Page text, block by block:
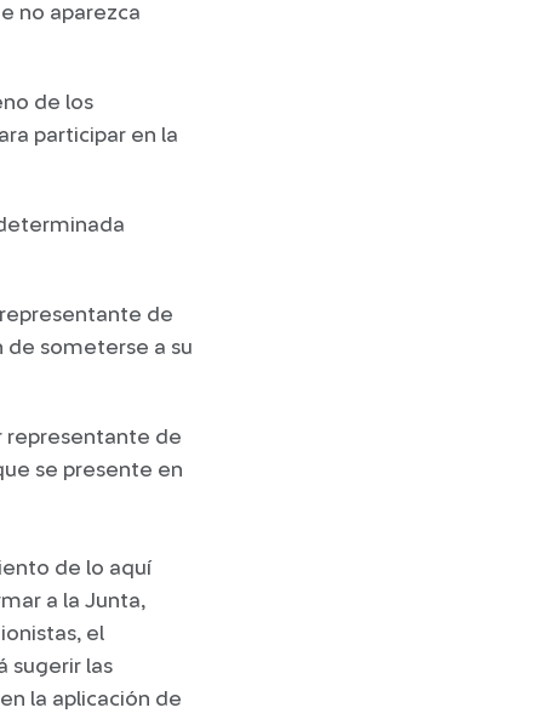
no aparezca
de los
participar en la
de
de someterse a su
representante de
se presente en
de lo aquí
a la Junta,
el
sugerir las
la aplicación de